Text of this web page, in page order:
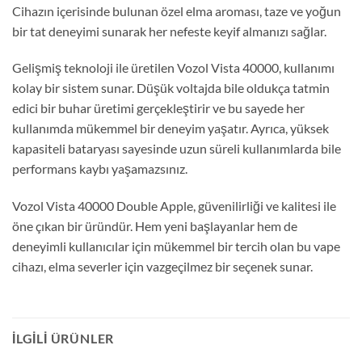
Cihazın içerisinde bulunan özel elma aroması, taze ve yoğun
bir tat deneyimi sunarak her nefeste keyif almanızı sağlar.
Gelişmiş teknoloji ile üretilen Vozol Vista 40000, kullanımı
kolay bir sistem sunar. Düşük voltajda bile oldukça tatmin
edici bir buhar üretimi gerçekleştirir ve bu sayede her
kullanımda mükemmel bir deneyim yaşatır. Ayrıca, yüksek
kapasiteli bataryası sayesinde uzun süreli kullanımlarda bile
performans kaybı yaşamazsınız.
Vozol Vista 40000 Double Apple, güvenilirliği ve kalitesi ile
öne çıkan bir üründür. Hem yeni başlayanlar hem de
deneyimli kullanıcılar için mükemmel bir tercih olan bu vape
cihazı, elma severler için vazgeçilmez bir seçenek sunar.
İLGILI ÜRÜNLER